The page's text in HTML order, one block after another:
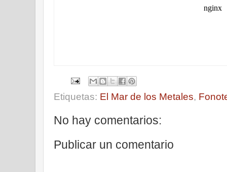
Etiquetas: El Mar de los Metales,
No hay comentarios:
Publicar un comentario